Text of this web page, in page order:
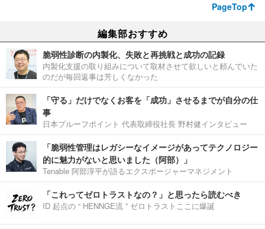
PageTop
編集部おすすめ
脆弱性診断の内製化、失敗と再挑戦と成功の記録
内製化支援の取り組みについて取材させて欲しいと頼んでいた
のだが毎回返事は芳しくなかった
「守る」だけでなくお客を「成功」させるまでが自分の仕
事
日本プルーフポイント 代表取締役社長 野村健インタビュー
「脆弱性管理はレガシーなイメージがあってテクノロジー
的に魅力がないと思いました（阿部）」
Tenable 阿部淳平が語るエクスポージャーマネジメント
「これってゼロトラストなの？」と思ったら読むべき
ID 起点の “ HENNGE流 ” ゼロトラストここに爆誕